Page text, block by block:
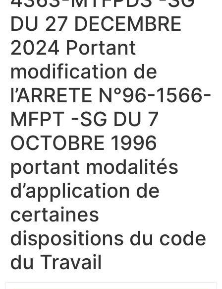
DU 27 DECEMBRE
2024 Portant
modification de
l’ARRETE N°96-1566-
MFPT -SG DU 7
OCTOBRE 1996
portant modalités
d’application de
certaines
dispositions du code
du Travail